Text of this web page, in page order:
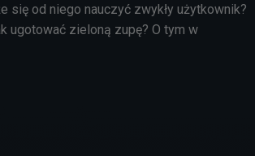
się od niego nauczyć zwykły użytkownik?
ugotować zieloną zupę? O tym w